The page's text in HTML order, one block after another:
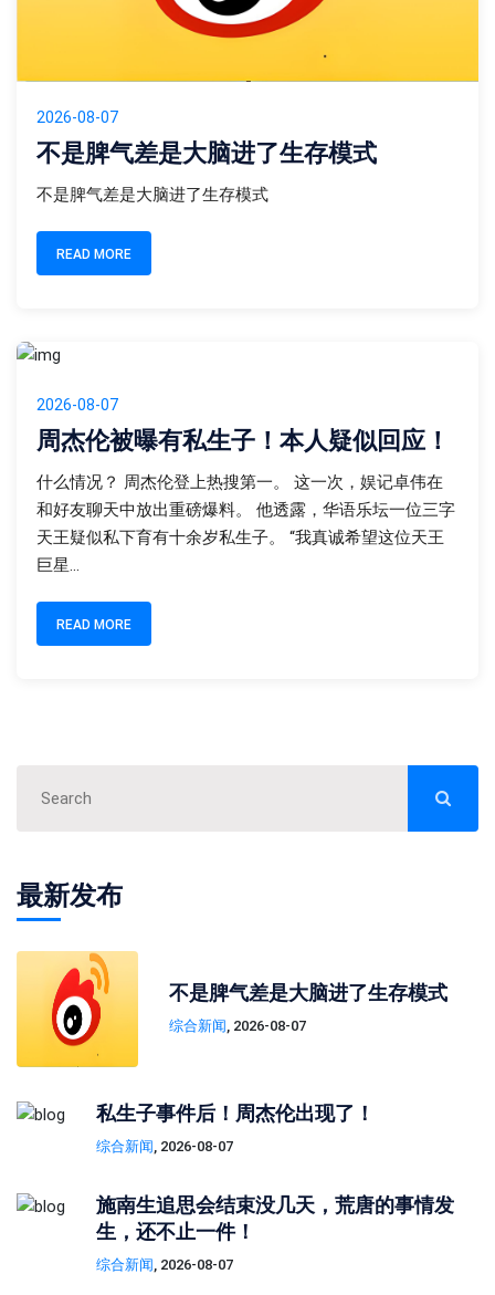
2026-08-07
不是脾气差是大脑进了生存模式
不是脾气差是大脑进了生存模式
READ MORE
2026-08-07
周杰伦被曝有私生子！本人疑似回应！
什么情况？ 周杰伦登上热搜第一。 这一次，娱记卓伟在
和好友聊天中放出重磅爆料。 他透露，华语乐坛一位三字
天王疑似私下育有十余岁私生子。 “我真诚希望这位天王
巨星...
READ MORE
最新发布
不是脾气差是大脑进了生存模式
综合新闻, 2026-08-07
私生子事件后！周杰伦出现了！
综合新闻, 2026-08-07
施南生追思会结束没几天，荒唐的事情发
生，还不止一件！
综合新闻, 2026-08-07